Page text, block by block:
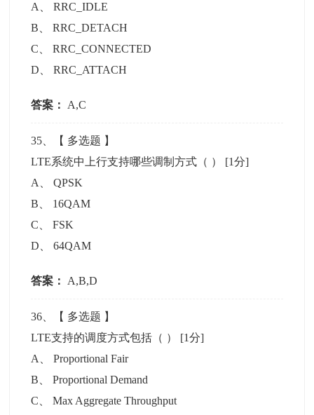
A
、RRC_IDLE
B 、RRC_DETACH
C 、RRC_CONNECTED
D 、RRC_ATTACH
答案： A,C
35 、【 多选题 】
LTE系统中上行支持哪些调制方式（ ） [1分]
A
、QPSK
B
16QAM
C 、FSK
D 、64QAM
答案： A,B,D
36 、【 多选题 】
LTE支持的调度方式包括（ ） [1分]
A
、Proportional Fair
B 、Proportional Demand
C 、Max Aggregate Throughput